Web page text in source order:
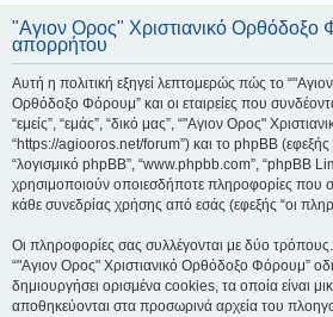
"Αγιον Ορος" Χριστιανικό Ορθόδοξο
απορρήτου
Αυτή η πολιτική εξηγεί λεπτομερώς πώς το
Ορθόδοξο Φόρουμ” και οι εταιρείες που
“εμείς”, “εμάς”, “δικό μας”, “"Αγιον Ορος"
“https://agiooros.net/forum”) και το phpBB (εφεξής
“λογισμικό phpBB”, “www.phpbb.com”, “phpBB
χρησιμοποιούν οποιεσδήποτε πληροφορίες που
κάθε συνεδρίας χρήσης από εσάς (εφεξής “οι
Οι πληροφορίες σας συλλέγονται με δύο
“"Αγιον Ορος" Χριστιανικό Ορθόδοξο Φόρουμ”
δημιουργήσει ορισμένα cookies, τα οποία είναι
αποθηκεύονται στα προσωρινά αρχεία του